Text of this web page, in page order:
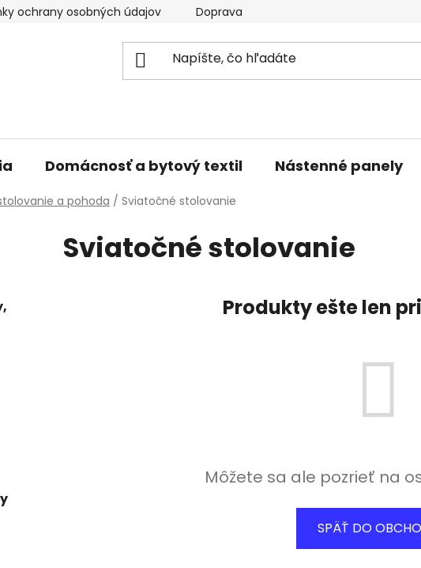
ochrany osobných údajov Doprava a platba
Domácnosť a bytový textil Nástenné panely
a pohoda / Sviatočné stolovanie
Sviatočné stolovanie
Produkty ešte len
Môžete sa ale pozrieť na
SPÄŤ DO